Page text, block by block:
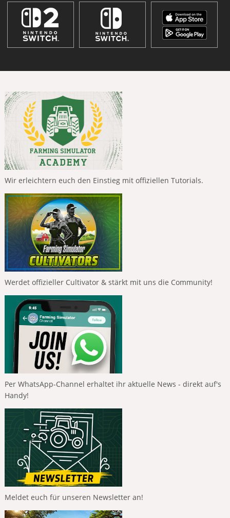
Wir erleichtern euch den Einstieg mit offiziellen Tutorials.
Werdet offizieller Cultivator & stärkt mit uns die Community!
Per WhatsApp-Channel erhaltet ihr aktuelle News - direkt auf's
Handy!
Meldet euch für unseren Newsletter an!